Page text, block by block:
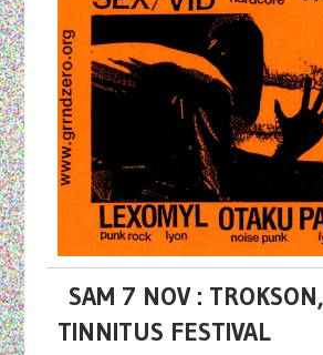
SAM 7 NOV :
TINNITUS FESTIVAL